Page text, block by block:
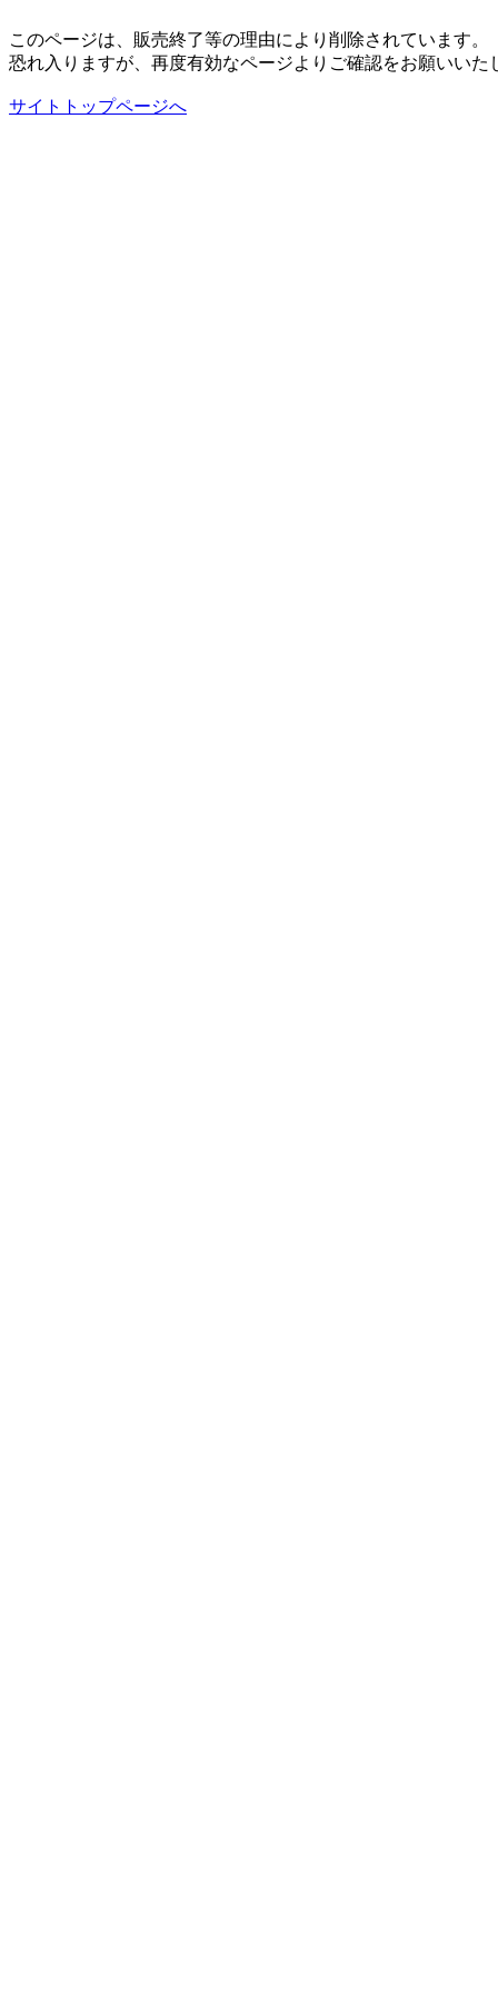
このページは、販売終了等の理由により削除されています。
恐れ入りますが、再度有効なページよりご確認をお願いいた
サイトトップページへ